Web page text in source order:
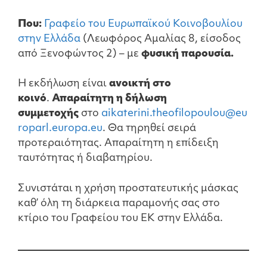
Που:
Γραφείο του Ευρωπαϊκού Κοινοβουλίου
στην Ελλάδα (Λεωφόρος Αμαλίας 8, είσοδος
από Ξενοφώντος 2) – με φυσική παρουσία.
Η εκδήλωση είναι ανοικτή στο
κοινό. Απαραίτητη η δήλωση
συμμετοχής στο aikaterini.theofilopoulou@eu
roparl.europa.eu. Θα τηρηθεί σειρά
προτεραιότητας. Απαραίτητη η επίδειξη
ταυτότητας ή διαβατηρίου.
Συνιστάται η χρήση προστατευτικής μάσκας
καθ’ όλη τη διάρκεια παραμονής σας στο
κτίριο του Γραφείου του ΕΚ στην Ελλάδα.